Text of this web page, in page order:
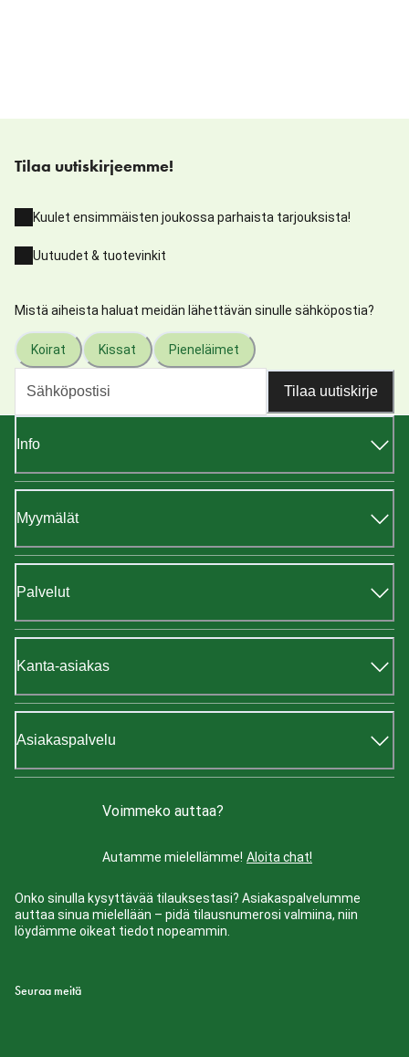
Tilaa uutiskirjeemme!
Kuulet ensimmäisten joukossa parhaista tarjouksista!
Uutuudet & tuotevinkit
Mistä aiheista haluat meidän lähettävän sinulle sähköpostia?
Koirat Kissat Pieneläimet
Tilaa uutiskirje
Info
Myymälät
Palvelut
Kanta-asiakas
Asiakaspalvelu
Voimmeko auttaa?
Autamme mielellämme! Aloita chat!
Onko sinulla kysyttävää tilauksestasi? Asiakaspalvelumme
auttaa sinua mielellään – pidä tilausnumerosi valmiina, niin
löydämme oikeat tiedot nopeammin.
Seuraa meitä